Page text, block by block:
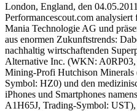
London, England, den
Performancescout.com
Mania Technologie AG und
aus enormen Zukunftstrends:
nachhaltig wirtschaftenden
Alternative Inc. (WKN:
Mining-Profi Hutchison
Symbol: HZ0) und den
iPhones und Smartphones
A1H65J, Trading-Symbol: